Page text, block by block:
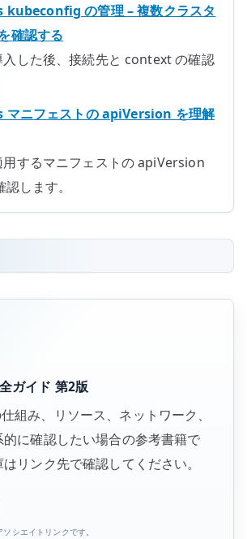
の管理 – 複数クラスタ
確認する
した後、接続先と context の確認
ニフェストの apiVersion を理解
するマニフェストの apiVersion
します。
ガイド 第2版
組み、リソース、ネットワーク、
に確認したい場合の参考書籍で
リンク先で確認してください。
シエイトリンクです。